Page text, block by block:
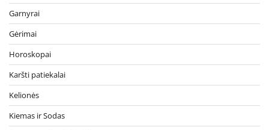
Garnyrai
Gėrimai
Horoskopai
Karšti patiekalai
Kelionės
Kiemas ir Sodas